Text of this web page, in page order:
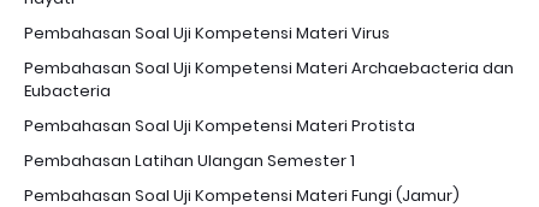
Pembahasan Soal Uji Kompetensi Materi Virus
Pembahasan Soal Uji Kompetensi Materi Archaebacteria dan
Eubacteria
Pembahasan Soal Uji Kompetensi Materi Protista
Pembahasan Latihan Ulangan Semester 1
Pembahasan Soal Uji Kompetensi Materi Fungi (Jamur)